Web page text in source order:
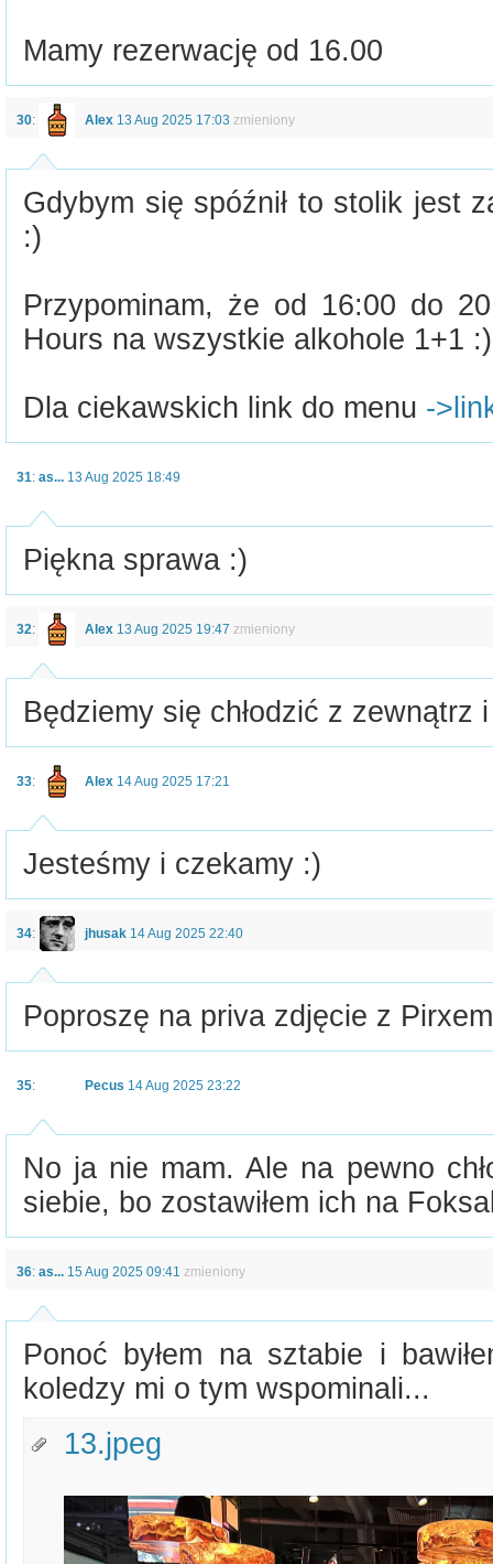
Mamy rezerwację od 16.00
30: Alex 13 Aug 2025 17:03 zmieniony
Gdybym się spóźnił to stolik jest
:)
Przypominam, że od 16:00 do
Hours na wszystkie alkohole 1+1 :)
Dla ciekawskich link do menu -
31: as... 13 Aug 2025 18:49
Piękna sprawa :)
32: Alex 13 Aug 2025 19:47 zmieniony
Będziemy się chłodzić z zewnątrz
33: Alex 14 Aug 2025 17:21
Jesteśmy i czekamy :)
34: jhusak 14 Aug 2025 22:40
Poproszę na priva zdjęcie z
35: Pecus 14 Aug 2025 23:22
No ja nie mam. Ale na pewno
siebie, bo zostawiłem ich na
36: as... 15 Aug 2025 09:41 zmieniony
Ponoć byłem na sztabie i
koledzy mi o tym wspominali...
13.jpeg